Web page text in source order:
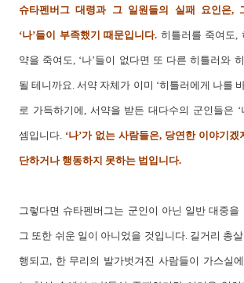
슈타펜버그 대령과 그 일원들의 실패 요인은,
‘나’들이 부족했기 때문입니다. 히틀러를 죽여도,
약을 죽여도, ‘나’들이 없다면 또 다른 히틀러와
될 테니까요. 서약 자체가 이미 ‘히틀러에게 나를
로 가득하기에, 서약을 받든 대다수의 군인들은 ‘
셈입니다. ‘나’가 없는 사람들은, 당연한 이야기
단하거나 행동하지 못하는 법입니다.
그렇다면 슈타펜버그는 군인이 아닌 일반 대중을
그 또한 쉬운 일이 아니었을 것입니다. 길거리 총
행되고, 한 무리의 발가벗겨진 사람들이 가스실